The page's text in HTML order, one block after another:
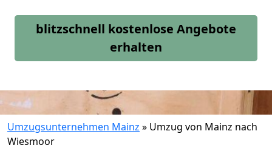
blitzschnell kostenlose Angebote
erhalten
Umzugsunternehmen Mainz » Umzug von Mainz nach
Wiesmoor